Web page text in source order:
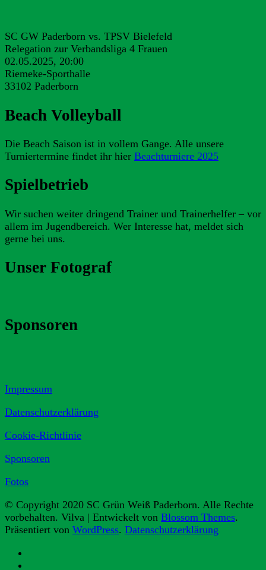
SC GW Paderborn vs. TPSV Bielefeld
Relegation zur Verbandsliga 4 Frauen
02.05.2025, 20:00
Riemeke-Sporthalle
33102 Paderborn
Beach Volleyball
Die Beach Saison ist in vollem Gange. Alle unsere
Turniertermine findet ihr hier Beachturniere 2025
Spielbetrieb
Wir suchen weiter dringend Trainer und Trainerhelfer – vor
allem im Jugendbereich. Wer Interesse hat, meldet sich
gerne bei uns.
Unser Fotograf
Sponsoren
Impressum
Datenschutzerklärung
Cookie-Richtlinie
Sponsoren
Fotos
© Copyright 2020 SC Grün Weiß Paderborn. Alle Rechte
vorbehalten. Vilva | Entwickelt von Blossom Themes.
Präsentiert von WordPress. Datenschutzerklärung